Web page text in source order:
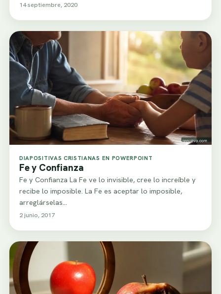
14 septiembre, 2020
DIAPOSITIVAS CRISTIANAS EN POWERPOINT
Fe y Confianza
Fe y Confianza La Fe ve lo invisible, cree lo increíble y
recibe lo imposible. La Fe es aceptar lo imposible,
arreglárselas…
2 junio, 2017